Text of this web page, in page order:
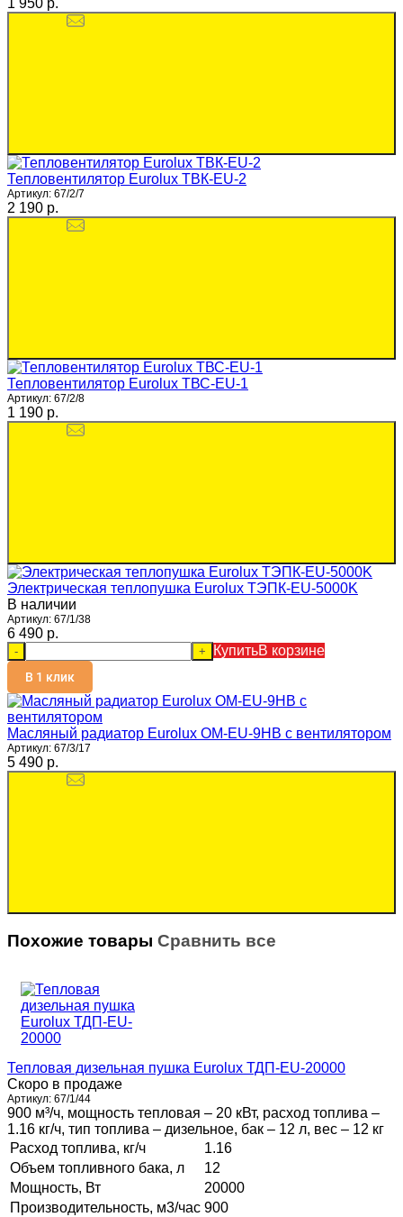
1 950 p.
Тепловентилятор Eurolux ТВК-EU-2
Артикул: 67/2/7
2 190 p.
Тепловентилятор Eurolux ТВС-EU-1
Артикул: 67/2/8
1 190 p.
Электрическая теплопушка Eurolux ТЭПК-EU-5000K
В наличии
Артикул: 67/1/38
6 490 p.
- + КупитьВ корзине
В 1 клик
Масляный радиатор Eurolux ОМ-EU-9НВ с вентилятором
Артикул: 67/3/17
5 490 p.
Похожие товары Сравнить все
Тепловая дизельная пушка Eurolux ТДП-EU-20000
Скоро в продаже
Артикул: 67/1/44
900 м³/ч, мощность тепловая – 20 кВт, расход топлива –
1.16 кг/ч, тип топлива – дизельное, бак – 12 л, вес – 12 кг
Расход топлива, кг/ч
1.16
Объем топливного бака, л
12
Мощность, Вт
20000
Производительность, м3/час 900